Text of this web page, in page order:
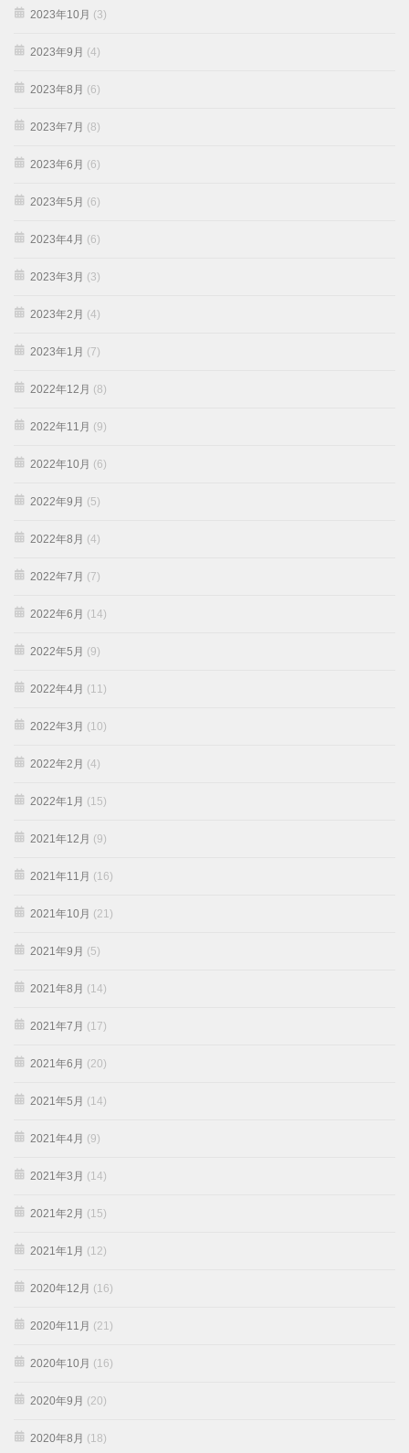
2023年10月 (3)
2023年9月 (4)
2023年8月 (6)
2023年7月 (8)
2023年6月 (6)
2023年5月 (6)
2023年4月 (6)
2023年3月 (3)
2023年2月 (4)
2023年1月 (7)
2022年12月 (8)
2022年11月 (9)
2022年10月 (6)
2022年9月 (5)
2022年8月 (4)
2022年7月 (7)
2022年6月 (14)
2022年5月 (9)
2022年4月 (11)
2022年3月 (10)
2022年2月 (4)
2022年1月 (15)
2021年12月 (9)
2021年11月 (16)
2021年10月 (21)
2021年9月 (5)
2021年8月 (14)
2021年7月 (17)
2021年6月 (20)
2021年5月 (14)
2021年4月 (9)
2021年3月 (14)
2021年2月 (15)
2021年1月 (12)
2020年12月 (16)
2020年11月 (21)
2020年10月 (16)
2020年9月 (20)
2020年8月 (18)